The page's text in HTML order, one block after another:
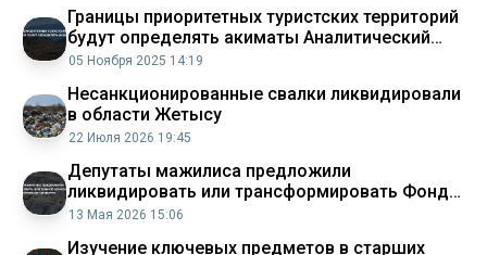
Границы приоритетных туристских территорий
будут определять акиматы Аналитический
интернет журнал Власть
05 Ноября 2025 14:19
Несанкционированные свалки ликвидировали
в области Жетысу
22 Июля 2026 19:45
Депутаты мажилиса предложили
ликвидировать или трансформировать Фонд
проблемных кредитов Аналитический
13 Мая 2026 15:06
Изучение ключевых предметов в старших